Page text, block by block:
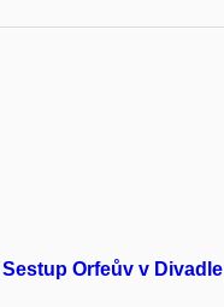
Orfeův v Divadle